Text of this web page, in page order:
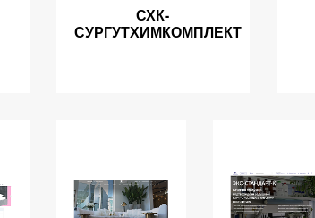
СХК-
СУРГУТХИМКОМПЛЕКТ